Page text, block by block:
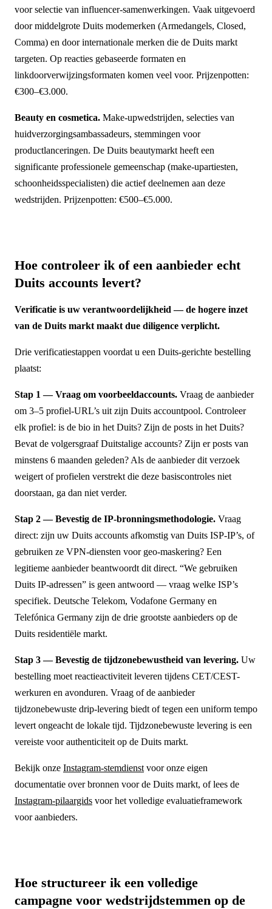
voor selectie van influencer-samenwerkingen. Vaak uitgevoerd
door middelgrote Duits modemerken (Armedangels, Closed,
Comma) en door internationale merken die de Duits markt
targeten. Op reacties gebaseerde formaten en
linkdoorverwijzingsformaten komen veel voor. Prijzenpotten:
€300–€3.000.
Beauty en cosmetica. Make-upwedstrijden, selecties van
huidverzorgingsambassadeurs, stemmingen voor
productlanceringen. De Duits beautymarkt heeft een
significante professionele gemeenschap (make-upartiesten,
schoonheidsspecialisten) die actief deelnemen aan deze
wedstrijden. Prijzenpotten: €500–€5.000.
Hoe controleer ik of een aanbieder echt
Duits accounts levert?
Verificatie is uw verantwoordelijkheid — de hogere inzet
van de Duits markt maakt due diligence verplicht.
Drie verificatiestappen voordat u een Duits-gerichte bestelling
plaatst:
Stap 1 — Vraag om voorbeeldaccounts. Vraag de aanbieder
om 3–5 profiel-URL’s uit zijn Duits accountpool. Controleer
elk profiel: is de bio in het Duits? Zijn de posts in het Duits?
Bevat de volgersgraaf Duitstalige accounts? Zijn er posts van
minstens 6 maanden geleden? Als de aanbieder dit verzoek
weigert of profielen verstrekt die deze basiscontroles niet
doorstaan, ga dan niet verder.
Stap 2 — Bevestig de IP-bronningsmethodologie. Vraag
direct: zijn uw Duits accounts afkomstig van Duits ISP-IP’s, of
gebruiken ze VPN-diensten voor geo-maskering? Een
legitieme aanbieder beantwoordt dit direct. “We gebruiken
Duits IP-adressen” is geen antwoord — vraag welke ISP’s
specifiek. Deutsche Telekom, Vodafone Germany en
Telefónica Germany zijn de drie grootste aanbieders op de
Duits residentiële markt.
Stap 3 — Bevestig de tijdzonebewustheid van levering. Uw
bestelling moet reactieactiviteit leveren tijdens CET/CEST-
werkuren en avonduren. Vraag of de aanbieder
tijdzonebewuste drip-levering biedt of tegen een uniform tempo
levert ongeacht de lokale tijd. Tijdzonebewuste levering is een
vereiste voor authenticiteit op de Duits markt.
Bekijk onze Instagram-stemdienst voor onze eigen
documentatie over bronnen voor de Duits markt, of lees de
Instagram-pilaargids voor het volledige evaluatieframework
voor aanbieders.
Hoe structureer ik een volledige
campagne voor wedstrijdstemmen op de